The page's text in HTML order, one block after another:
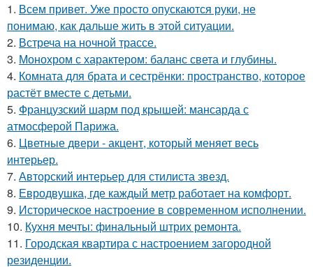
1. Всем привет. Уже просто опускаются руки, не
понимаю, как дальше жить в этой ситуации.
2. Встреча на ночной трассе.
3. Монохром с характером: баланс света и глубины.
4. Комната для брата и сестрёнки: пространство, которое
растёт вместе с детьми.
5. Французский шарм под крышей: мансарда с
атмосферой Парижа.
6. Цветные двери - акцент, который меняет весь
интерьер.
7. Авторский интерьер для стилиста звезд.
8. Евродвушка, где каждый метр работает на комфорт.
9. Историческое настроение в современном исполнении.
10. Кухня мечты: финальный штрих ремонта.
11. Городская квартира с настроением загородной
резиденции.